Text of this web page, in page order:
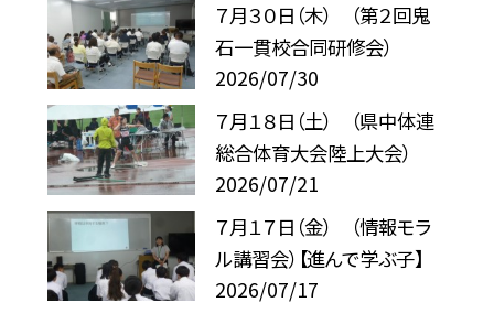
７月３０日（木） （第２回鬼
石一貫校合同研修会）
2026/07/30
７月１８日（土） （県中体連
総合体育大会陸上大会）
2026/07/21
７月１７日（金） （情報モラ
ル講習会）【進んで学ぶ子】
2026/07/17